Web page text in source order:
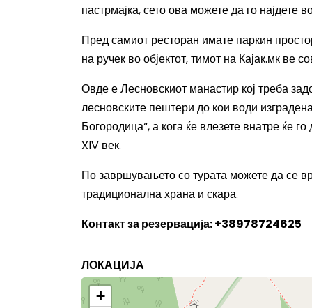
пастрмајка, сето ова можете да го најдете
Пред самиот ресторан имате паркин
на ручек во објектот, тимот на Кајак.мк ве
Овде е Лесновскиот манастир кој треба
лесновските пештери до кои води
Богородица“, а кога ќе влезете внатре ќе
XIV век.
По завршувањето со турата можете да се
традиционална храна и скара.
Контакт за резервација: +38978724625
ЛОКАЦИЈА
+